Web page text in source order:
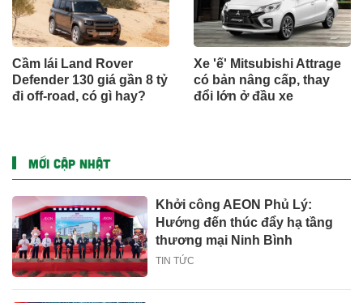
Cầm lái Land Rover
Defender 130 giá gần 8 tỷ
đi off-road, có gì hay?
Xe 'ế' Mitsubishi Attrage
có bản nâng cấp, thay
đổi lớn ở đầu xe
MỚI CẬP NHẬT
Khởi công AEON Phủ Lý:
Hướng đến thúc đẩy hạ tầng
thương mại Ninh Bình
TIN TỨC